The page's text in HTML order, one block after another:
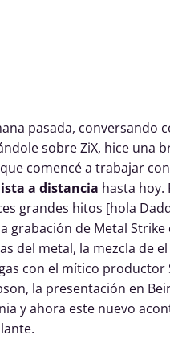
pasada, conversando
sobre ZiX, hice una
comencé a trabajar
a distancia hasta hoy.
grandes hitos [hola
grabación de Metal Strike
del metal, la mezcla de
con el mítico productor
la presentación en
y ahora este nuevo